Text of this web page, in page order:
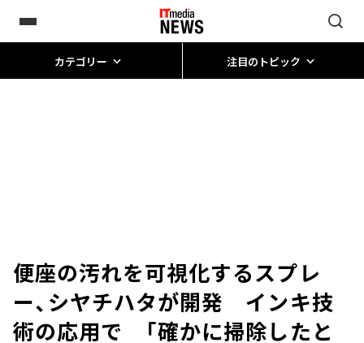
カテゴリー 注目のトピック
便座の汚れを可視化するスプレ
ー、シヤチハタが開発 インキ技
術の応用で 「確かに掃除したと